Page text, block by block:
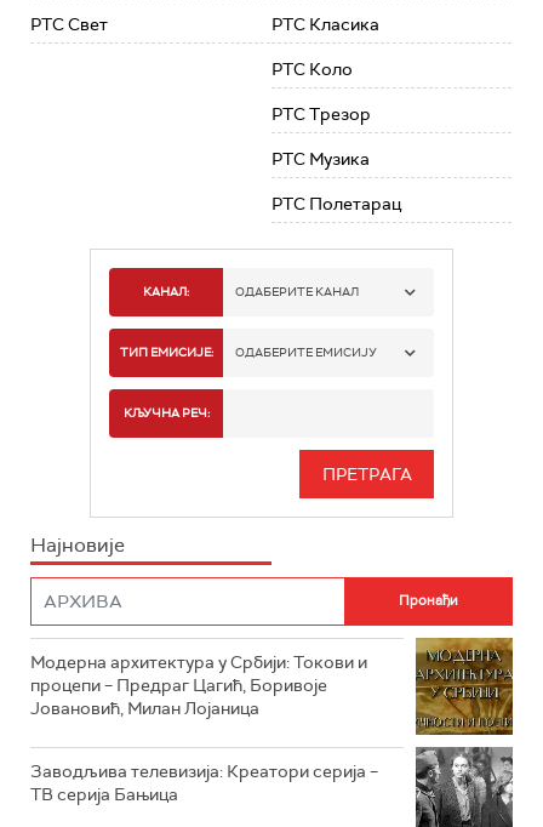
РТС Свет РТС Класика
РТС Коло
РТС Трезор
РТС Музика
РТС Полетарац
КАНАЛ: ОДАБЕРИТЕ КАНАЛ
РТС 1
РТС 3
РТС ЖИВОТ
ТИП ЕМИСИЈЕ: ОДАБЕРИТЕ ЕМИСИЈУ
КЉУЧНА РЕЧ:
Најновије
Модерна архитектура у Србији: Токови и
процепи – Предраг Цагић, Боривоје
Јовановић, Милан Лојаница
Заводљива телевизија: Креатори серија –
ТВ серија Бањица